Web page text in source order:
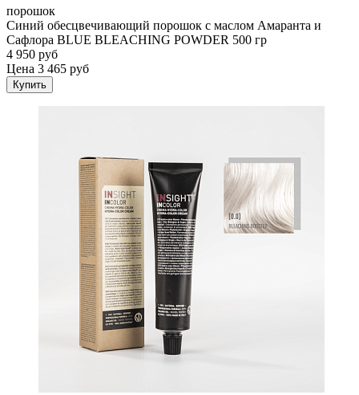
порошок
Синий обесцвечивающий порошок с маслом Амаранта и
Сафлора BLUE BLEACHING POWDER 500 гр
4 950 руб
Цена 3 465 руб
Купить